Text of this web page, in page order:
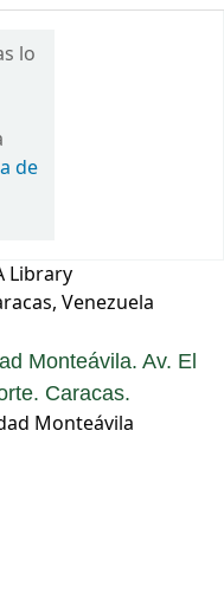
lo
de
Library
Venezuela
Monteávila. Av. El
Caracas.
Monteávila